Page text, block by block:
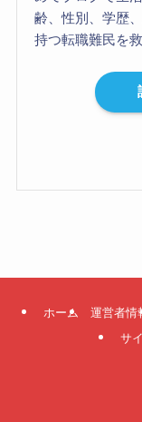
齢、性別、学歴
持つ転職難民を
ホーム 運営者情
サ